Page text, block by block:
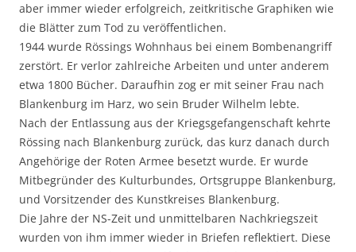
aber immer wieder erfolgreich, zeitkritische Graphiken wie
die Blätter zum Tod zu veröffentlichen.
1944 wurde Rössings Wohnhaus bei einem Bombenangriff
zerstört. Er verlor zahlreiche Arbeiten und unter anderem
etwa 1800 Bücher. Daraufhin zog er mit seiner Frau nach
Blankenburg im Harz, wo sein Bruder Wilhelm lebte.
Nach der Entlassung aus der Kriegsgefangenschaft kehrte
Rössing nach Blankenburg zurück, das kurz danach durch
Angehörige der Roten Armee besetzt wurde. Er wurde
Mitbegründer des Kulturbundes, Ortsgruppe Blankenburg,
und Vorsitzender des Kunstkreises Blankenburg.
Die Jahre der NS-Zeit und unmittelbaren Nachkriegszeit
wurden von ihm immer wieder in Briefen reflektiert. Diese